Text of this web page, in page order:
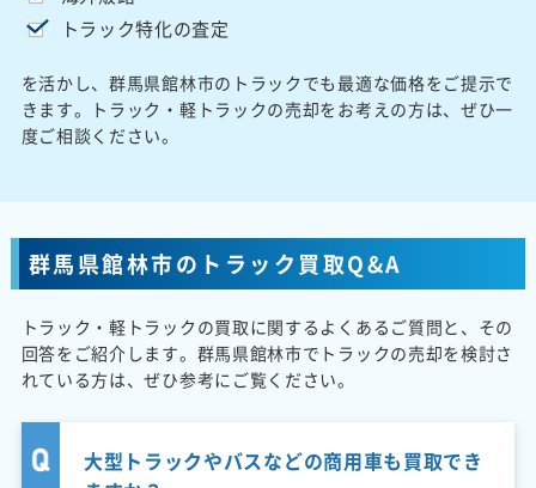
トラック特化の査定
を活かし、群馬県館林市のトラックでも最適な価格をご提示で
きます。トラック・軽トラックの売却をお考えの方は、ぜひ一
度ご相談ください。
群馬県館林市のトラック買取Q&A
トラック・軽トラックの買取に関するよくあるご質問と、その
回答をご紹介します。群馬県館林市でトラックの売却を検討さ
れている方は、ぜひ参考にご覧ください。
大型トラックやバスなどの商用車も買取でき